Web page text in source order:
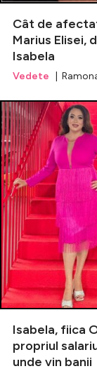
Cât de
Marius Elisei,
Isabela
Vedete |
Isabela, fiica
propriul
unde vin banii